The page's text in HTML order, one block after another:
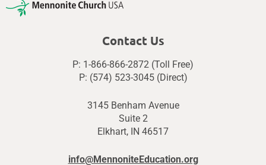
Contact Us
P: 1-866-866-2872 (Toll Free)
P: (574) 523-3045 (Direct)
3145 Benham Avenue
Suite 2
Elkhart, IN 46517
info@MennoniteEducation.org